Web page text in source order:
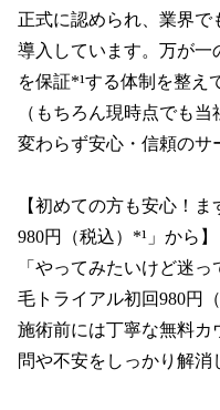
正式に認められ、業界で
導入しています。万が一
を保証*¹する体制を整え
（もちろん現時点でも
変わらず安心・信頼のサ
【初めての方も安心！
980円（税込）*¹」から】
「やってみたいけど迷
毛トライアル初回980円
施術前には丁寧な無料カ
問や不安をしっかり解消